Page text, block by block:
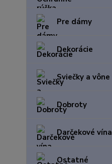
Pre dámy
Dekorácie
Sviečky a vône
Dobroty
Darčekové vína
Ostatné